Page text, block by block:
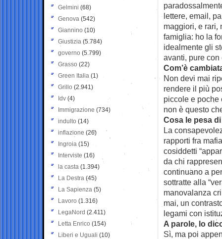
lettere, email,
maggiori, e rari,
famiglia: ho la
idealmente gli
avanti, pure
Com’è
Non devi mai
rendere il più
piccole e poche
non è questo
Cosa le pesa
La
rapporti fra
cosiddetti
da chi
continuano a
sottratte alla
manovalanza
mai, un
legami con
A parole, lo
Sì, ma poi
Gelmini (68)
Genova (542)
Giannino (10)
Giustizia (5.784)
governo (5.799)
Grasso (22)
Green Italia (1)
Grillo (2.941)
Idv (4)
Immigrazione (734)
indulto (14)
inflazione (26)
Ingroia (15)
Interviste (16)
la casta (1.394)
La Destra (45)
La Sapienza (5)
Lavoro (1.316)
LegaNord (2.411)
Letta Enrico (154)
Liberi e Uguali (10)